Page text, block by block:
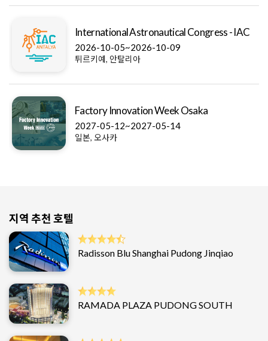
International Astronautical Congress - IAC
2026-10-05~2026-10-09
튀르키예, 안탈리아
Factory Innovation Week Osaka
2027-05-12~2027-05-14
일본, 오사카
지역 추천 호텔
Radisson Blu Shanghai Pudong Jinqiao
RAMADA PLAZA PUDONG SOUTH